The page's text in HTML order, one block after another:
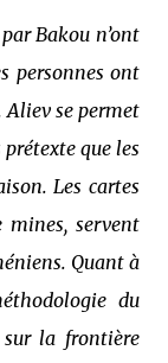
Bakou n’ont
personnes ont
Aliev se permet
que les
Les cartes
mines, servent
Quant à
du
sur la frontière